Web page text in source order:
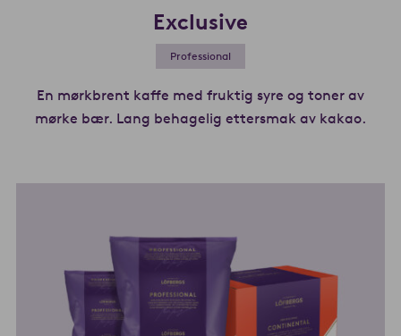
Exclusive
Professional
En mørkbrent kaffe med fruktig syre og toner av
mørke bær. Lang behagelig ettersmak av kakao.